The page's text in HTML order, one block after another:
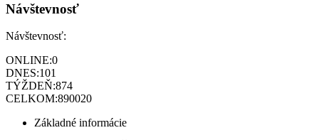
Návštevnosť
Návštevnosť:
ONLINE:0
DNES:101
TÝŽDEŇ:874
CELKOM:890020
Základné informácie